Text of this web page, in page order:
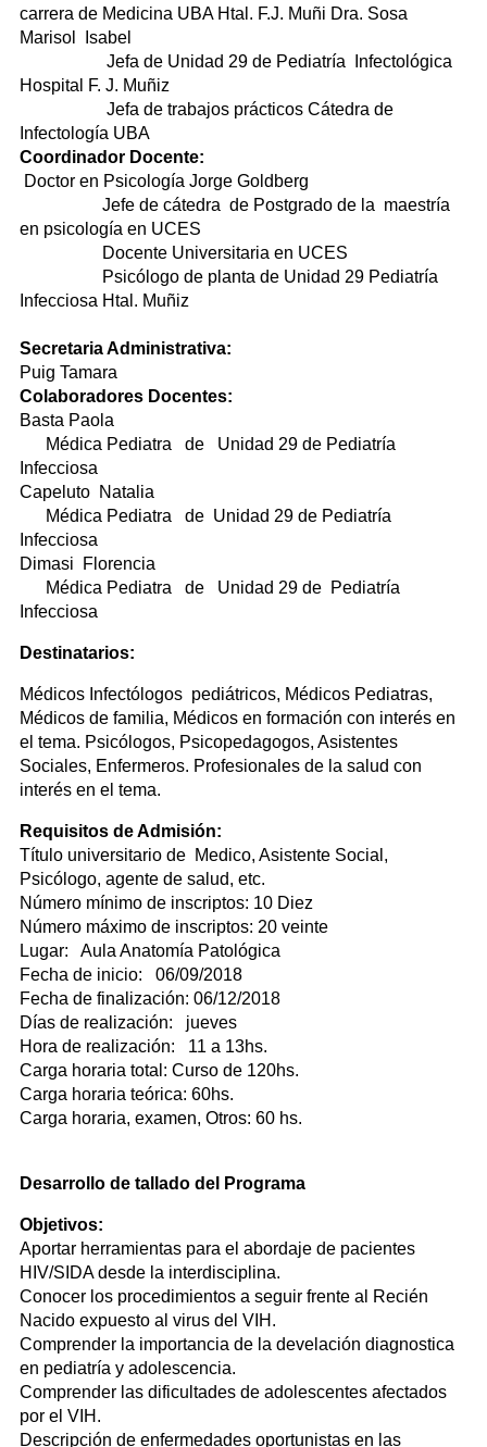
carrera de Medicina UBA Htal. F.J. Muñi Dra. Sosa
Marisol Isabel
Jefa de Unidad 29 de Pediatría Infectológica
Hospital F. J. Muñiz
Jefa de trabajos prácticos Cátedra de
Infectología UBA
Coordinador Docente:
Doctor en Psicología Jorge Goldberg
Jefe de cátedra de Postgrado de la maestría
en psicología en UCES
Docente Universitaria en UCES
Psicólogo de planta de Unidad 29 Pediatría
Infecciosa Htal. Muñiz
Secretaria Administrativa:
Puig Tamara
Colaboradores Docentes:
Basta Paola
Médica Pediatra de Unidad 29 de Pediatría
Infecciosa
Capeluto Natalia
Médica Pediatra de Unidad 29 de Pediatría
Infecciosa
Dimasi Florencia
Médica Pediatra de Unidad 29 de Pediatría
Infecciosa
Destinatarios:
Médicos Infectólogos pediátricos, Médicos Pediatras,
Médicos de familia, Médicos en formación con interés en
el tema. Psicólogos, Psicopedagogos, Asistentes
Sociales, Enfermeros. Profesionales de la salud con
interés en el tema.
Requisitos de Admisión:
Título universitario de Medico, Asistente Social,
Psicólogo, agente de salud, etc.
Número mínimo de inscriptos: 10 Diez
Número máximo de inscriptos: 20 veinte
Lugar: Aula Anatomía Patológica
Fecha de inicio: 06/09/2018
Fecha de finalización: 06/12/2018
Días de realización: jueves
Hora de realización: 11 a 13hs.
Carga horaria total: Curso de 120hs.
Carga horaria teórica: 60hs.
Carga horaria, examen, Otros: 60 hs.
Desarrollo de tallado del Programa
Objetivos:
Aportar herramientas para el abordaje de pacientes
HIV/SIDA desde la interdisciplina.
Conocer los procedimientos a seguir frente al Recién
Nacido expuesto al virus del VIH.
Comprender la importancia de la develación diagnostica
en pediatría y adolescencia.
Comprender las dificultades de adolescentes afectados
por el VIH.
Descripción de enfermedades oportunistas en las